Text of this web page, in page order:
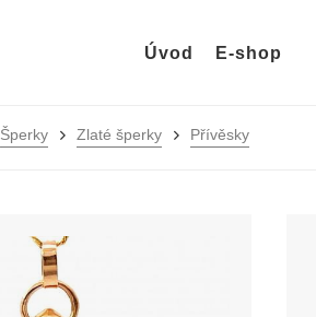
Úvod E-shop
Šperky Zlaté šperky Přívěsky